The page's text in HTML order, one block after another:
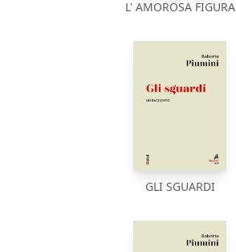
L' AMOROSA FIGURA
GLI SGUARDI